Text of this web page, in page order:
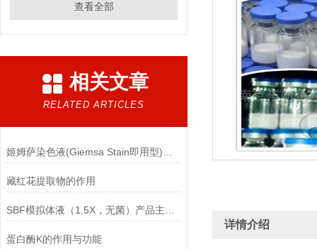
查看全部
相关文章
RELATED ARTICLES
藏红花提取物的作用
蛋白酶K的作用与功能
详情介绍